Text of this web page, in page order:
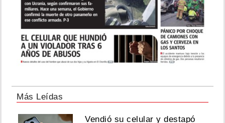
Más Leídas
Vendió su celular y destapó